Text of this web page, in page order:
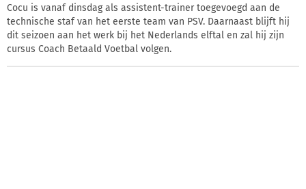
Cocu is vanaf dinsdag als assistent-trainer toegevoegd aan de
technische staf van het eerste team van PSV. Daarnaast blijft hij
dit seizoen aan het werk bij het Nederlands elftal en zal hij zijn
cursus Coach Betaald Voetbal volgen.